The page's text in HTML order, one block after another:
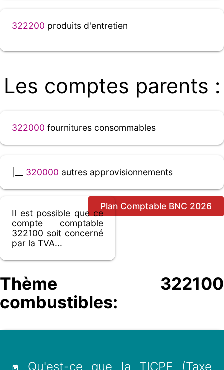
322200 produits d'entretien
Les comptes parents :
322000 fournitures consommables
320000 autres approvisionnements
Plan Comptable BNC 2026
Il est possible que ce
compte comptable
322100 soit concerné
par la TVA...
Thème 322100
combustibles:
Qu'est-ce que la TICPE (Taxe